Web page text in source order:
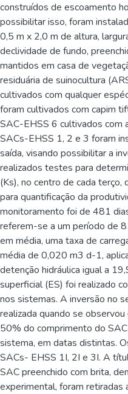
construídos de escoamento
possibilitar isso, foram
0,5 m x 2,0 m de altura,
declividade de fundo,
mantidos em casa de
residuária de suinocultura
cultivados com qualquer
foram cultivados com capim
SAC-EHSS 6 cultivados com
SACs-EHSS 1, 2 e 3 foram
saída, visando possibilitar a
realizados testes para
(Ks), no centro de cada
para quantificação da
monitoramento foi de 481
referem-se a um período de
em média, uma taxa de
média de 0,020 m3 d-1,
detenção hidráulica igual a
superficial (ES) foi realizado
nos sistemas. A inversão no
realizada quando se observou
50% do comprimento do
sistema, em datas distintas.
SACs- EHSS 1I, 2I e 3I. A
SAC preenchido com brita,
experimental, foram